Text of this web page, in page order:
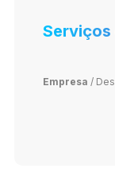
Serviços
Empresa /